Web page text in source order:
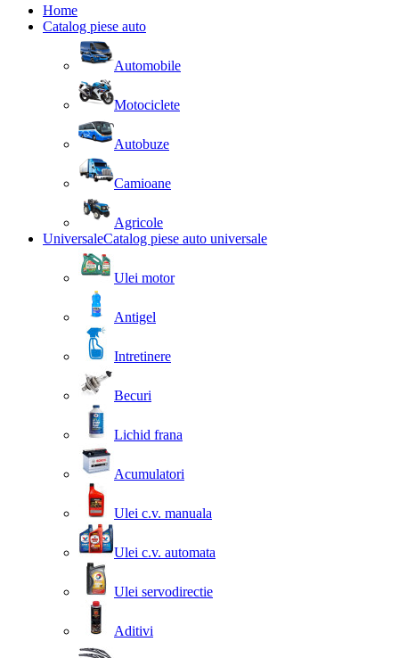
Home
Catalog piese auto
Automobile
Motociclete
Autobuze
Camioane
Agricole
UniversaleCatalog piese auto universale
Ulei motor
Antigel
Intretinere
Becuri
Lichid frana
Acumulatori
Ulei c.v. manuala
Ulei c.v. automata
Ulei servodirectie
Aditivi